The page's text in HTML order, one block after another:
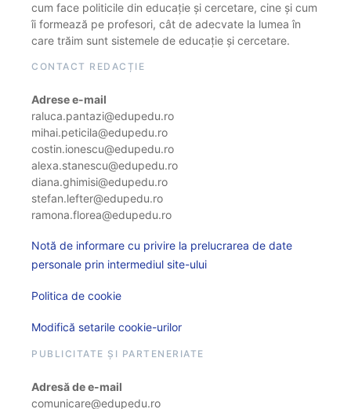
cum face politicile din educație și cercetare, cine și cum
îi formează pe profesori, cât de adecvate la lumea în
care trăim sunt sistemele de educație și cercetare.
CONTACT REDACȚIE
Adrese e-mail
raluca.pantazi@edupedu.ro
mihai.peticila@edupedu.ro
costin.ionescu@edupedu.ro
alexa.stanescu@edupedu.ro
diana.ghimisi@edupedu.ro
stefan.lefter@edupedu.ro
ramona.florea@edupedu.ro
Notă de informare cu privire la prelucrarea de date
personale prin intermediul site-ului
Politica de cookie
Modifică setarile cookie-urilor
PUBLICITATE ȘI PARTENERIATE
Adresă de e-mail
comunicare@edupedu.ro